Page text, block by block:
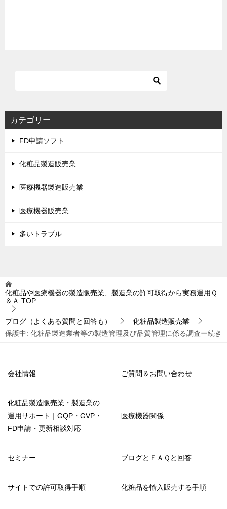
カテゴリー
FD申請ソフト
化粧品製造販売業
医療機器製造販売業
医療機器販売業
多いトラブル
化粧品や医療機器の製造販売業、製造業の許可取得から実務運用Ｑ
＆Ａ TOP
ブログ（よくある質問と回答も）
化粧品製造販売業
保護中: 化粧品製造業者等の製造管理及び品質管理に係る調査ー続き
会社情報 ご質問＆お問い合わせ
化粧品製造販売業・製造業の
運用サポート｜GQP・GVP・
FD申請・更新相談対応
医療機器関係
セミナー ブログとＦＡＱと回答
サイトでの許可取得手順 化粧品を輸入販売する手順